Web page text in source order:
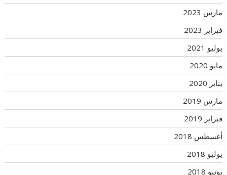
مارس 2023
فبراير 2023
يوليو 2021
مايو 2020
يناير 2020
مارس 2019
فبراير 2019
أغسطس 2018
يوليو 2018
يونيو 2018